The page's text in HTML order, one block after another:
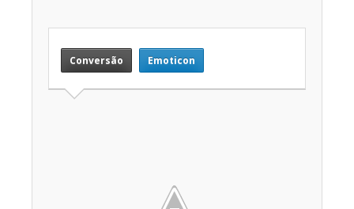
Conversão Emoticon